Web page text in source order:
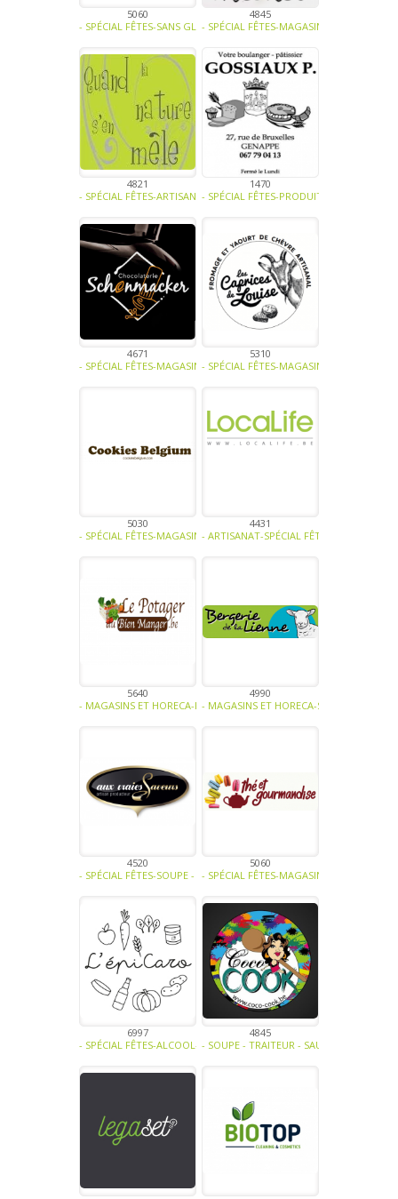
5060
- SPÉCIAL FÊTES-SANS GLUTEN, SANS LACTOSE, SANS SUCRE, SANS
4845
- SPÉCIAL FÊTES-MAGASINS ET HORECA-
4821
- SPÉCIAL FÊTES-ARTISANAT-ART -
1470
- SPÉCIAL FÊTES-PRODUIT LAITIER-
4671
- SPÉCIAL FÊTES-MAGASINS ET HORECA-CONFISERIE - BISCUITERIE-
5310
- SPÉCIAL FÊTES-MAGASINS ET HORECA-
5030
- SPÉCIAL FÊTES-MAGASINS ET HORECA-ATELIER CULINAIRE-
4431
- ARTISANAT-SPÉCIAL FÊTES -
5640
- MAGASINS ET HORECA-FRUITS-LÉGUMES-CÉRÉALES - FARINES-
4990
- MAGASINS ET HORECA-SPÉCIAL FÊTES-
4520
- SPÉCIAL FÊTES-SOUPE - TRAITEUR - SAUCE- TAPENADE-
5060
- SPÉCIAL FÊTES-MAGASINS ET HORECA-
6997
- SPÉCIAL FÊTES-ALCOOL-SOUPE - TRAITEUR - SAUCE- TAPENADE-
4845
- SOUPE - TRAITEUR - SAUCE-